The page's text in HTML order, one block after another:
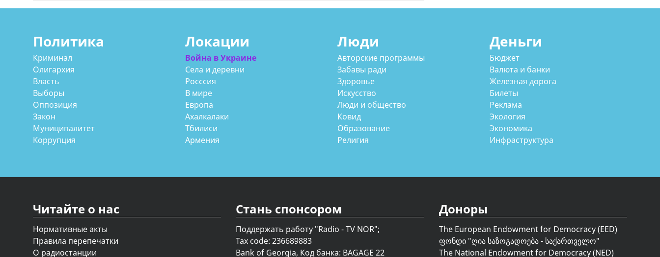
Политика
Криминал
Олигархия
Власть
Выборы
Оппозиция
Закон
Муниципалитет
Коррупция
Локации
Война в Украине
Села и деревни
Росссия
В мире
Европа
Ахалкалаки
Тбилиси
Армения
Люди
Авторские программы
Забавы ради
Здоровье
Искусство
Люди и общество
Ковид
Образование
Религия
Деньги
Бюджет
Валюта и банки
Железная дорога
Билеты
Реклама
Экология
Экономика
Инфраструктура
Читайте о нас
Нормативные акты
Правила перепечатки
О радиостанции
Стань спонсором
Поддержать работу "Radio - TV NOR";
Tax code: 236689883
Bank of Georgia, Код банка: BAGAGE 22
Доноры
The European Endowment for Democracy (EED)
ფონდი "ღია საზოგადოება - საქართველო"
The National Endowment for Democracy (NED)